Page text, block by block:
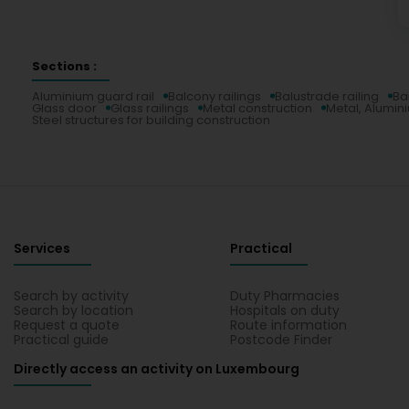
Sections :
Aluminium guard rail
Balcony railings Balustrade railing
Glass door Glass railings Metal construction Metal,
Steel structures for building construction
Services
Search by activity
Search by location
Request a quote
Practical guide
Practical
Duty Pharmacies
Hospitals on duty
Route information
Postcode Finder
Directly access an activity on Luxembourg